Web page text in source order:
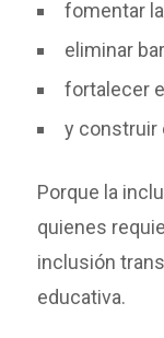
fomentar
eliminar
fortalecer
y construir
Porque la
quienes
inclusión
educativa.